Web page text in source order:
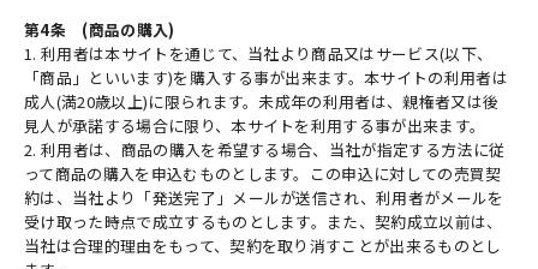
第4条 (商品の購入)
1. 利用者は本サイトを通じて、当社より商品又はサービス(以下、
「商品」といいます)を購入する事が出来ます。本サイトの利用者は
成人(満20歳以上)に限られます。未成年の利用者は、親権者又は後
見人が承諾する場合に限り、本サイトを利用する事が出来ます。
2. 利用者は、商品の購入を希望する場合、当社が指定する方法に従
って商品の購入を申込むものとします。この申込に対しての売買契
約は、当社より「発送完了」メールが送信され、利用者がメールを
受け取った時点で成立するものとします。また、契約成立以前は、
当社は合理的理由をもって、契約を取り消すことが出来るものとし